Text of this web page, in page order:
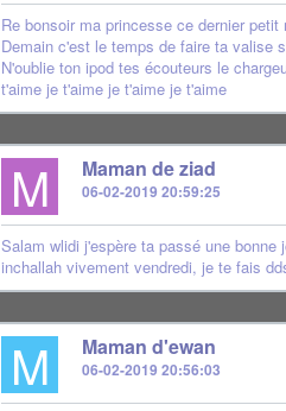
Re bonsoir ma princesse ce dernier
Demain c'est le temps de faire ta valise
N'oublie ton ipod tes écouteurs le
t'aime je t'aime je t'aime je t'aime
M Maman de ziad
06-02-2019 20:59:25
Salam wlidi j'espère ta passé une
inchallah vivement vendredi, je te fais
M Maman d'ewan
06-02-2019 20:56:03